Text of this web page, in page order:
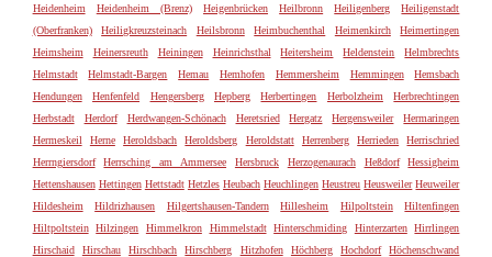
Heidenheim
Heidenheim (Brenz) Heigenbrücken Heilbronn Heiligenberg
Heiligenstadt
(Oberfranken)
Heiligkreuzsteinach Heilsbronn Heimbuchenthal Heimenkirch
Heimertingen
Heimsheim
Heinersreuth Heiningen Heinrichsthal Heitersheim Heldenstein
Helmbrechts
Helmstadt
Helmstadt-Bargen Hemau Hemhofen Hemmersheim Hemmingen
Hemsbach
Hendungen
Henfenfeld Hengersberg Hepberg Herbertingen Herbolzheim
Herbrechtingen
Herbstadt
Herdorf Herdwangen-Schönach Heretsried Hergatz Hergensweiler
Hermaringen
Hermeskeil
Herne Heroldsbach Heroldsberg Heroldstatt Herrenberg Herrieden
Herrischried
Herrngiersdorf
Herrsching am Ammersee Hersbruck Herzogenaurach Heßdorf
Hessigheim
Hettenshausen Hettingen Hettstadt Hetzles Heubach Heuchlingen Heustreu Heusweiler Heuweiler
Hildesheim
Hildrizhausen Hilgertshausen-Tandern Hillesheim Hilpoltstein
Hiltenfingen
Hiltpoltstein
Hilzingen Himmelkron Himmelstadt Hinterschmiding Hinterzarten
Hirrlingen
Hirschaid
Hirschau Hirschbach Hirschberg Hitzhofen Höchberg Hochdorf
Höchenschwand